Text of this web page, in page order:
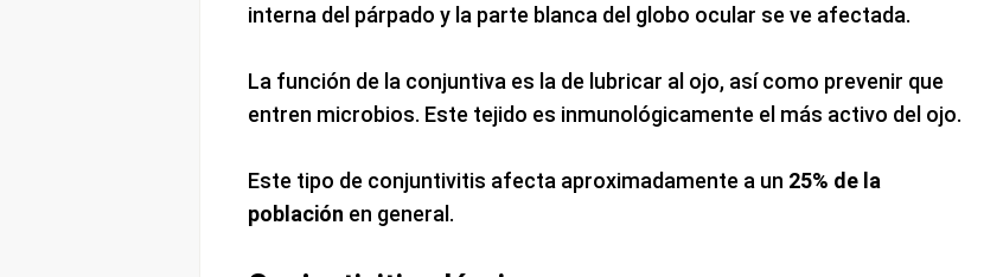
interna del párpado y la parte blanca del globo ocular se ve afectada.
La función de la conjuntiva es la de lubricar al ojo, así como prevenir que
entren microbios. Este tejido es inmunológicamente el más activo del ojo.
Este tipo de conjuntivitis afecta aproximadamente a un 25% de la
población en general.